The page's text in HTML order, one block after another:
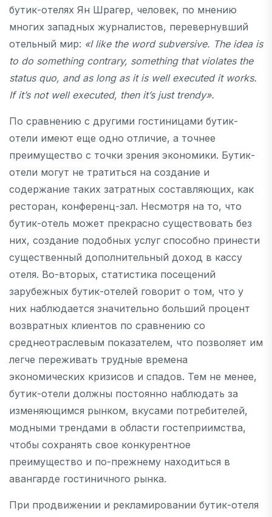
бутик-отелях Ян Шрагер, человек, по мнению
многих западных журналистов, перевернувший
отельный мир: «I like the word subversive. The idea is
to do something contrary, something that violates the
status quo, and as long as it is well executed it works.
If it’s not well executed, then it’s just trendy».
По сравнению с другими гостиницами бутик-
отели имеют еще одно отличие, а точнее
преимущество с точки зрения экономики. Бутик-
отели могут не тратиться на создание и
содержание таких затратных составляющих, как
ресторан, конференц-зал. Несмотря на то, что
бутик-отель может прекрасно существовать без
них, создание подобных услуг способно принести
существенный дополнительный доход в кассу
отеля. Во-вторых, статистика посещений
зарубежных бутик-отелей говорит о том, что у
них наблюдается значительно больший процент
возвратных клиентов по сравнению со
среднеотраслевым показателем, что позволяет им
легче переживать трудные времена
экономических кризисов и спадов. Тем не менее,
бутик-отели должны постоянно наблюдать за
изменяющимся рынком, вкусами потребителей,
модными трендами в области гостеприимства,
чтобы сохранять свое конкурентное
преимущество и по-прежнему находиться в
авангарде гостиничного рынка.
При продвижении и рекламировании бутик-отеля